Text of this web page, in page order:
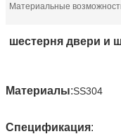
Материальные
шестерня двери и
Материалы:SS304
Спецификация: